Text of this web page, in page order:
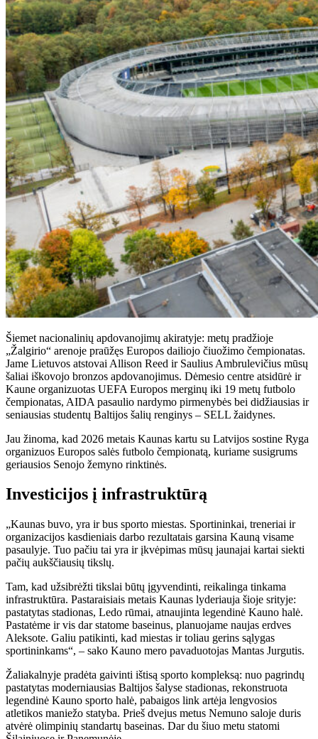
Šiemet nacionalinių apdovanojimų akiratyje: metų pradžioje
„Žalgirio“ arenoje praūžęs Europos dailiojo čiuožimo čempionatas.
Jame Lietuvos atstovai Allison Reed ir Saulius Ambrulevičius mūsų
šaliai iškovojo bronzos apdovanojimus. Dėmesio centre atsidūrė ir
Kaune organizuotas UEFA Europos merginų iki 19 metų futbolo
čempionatas, AIDA pasaulio nardymo pirmenybės bei didžiausias ir
seniausias studentų Baltijos šalių renginys – SELL žaidynes.
Jau žinoma, kad 2026 metais Kaunas kartu su Latvijos sostine Ryga
organizuos Europos salės futbolo čempionatą, kuriame susigrums
geriausios Senojo žemyno rinktinės.
Investicijos į infrastruktūrą
„Kaunas buvo, yra ir bus sporto miestas. Sportininkai, treneriai ir
organizacijos kasdieniais darbo rezultatais garsina Kauną visame
pasaulyje. Tuo pačiu tai yra ir įkvėpimas mūsų jaunajai kartai siekti
pačių aukščiausių tikslų.
Tam, kad užsibrėžti tikslai būtų įgyvendinti, reikalinga tinkama
infrastruktūra. Pastaraisiais metais Kaunas lyderiauja šioje srityje:
pastatytas stadionas, Ledo rūmai, atnaujinta legendinė Kauno halė.
Pastatėme ir vis dar statome baseinus, planuojame naujas erdves
Aleksote. Galiu patikinti, kad miestas ir toliau gerins sąlygas
sportininkams“, – sako Kauno mero pavaduotojas Mantas Jurgutis.
Žaliakalnyje pradėta gaivinti ištisą sporto kompleksą: nuo pagrindų
pastatytas moderniausias Baltijos šalyse stadionas, rekonstruota
legendinė Kauno sporto halė, pabaigos link artėja lengvosios
atletikos maniežo statyba. Prieš dvejus metus Nemuno saloje duris
atvėrė olimpinių standartų baseinas. Dar du šiuo metu statomi